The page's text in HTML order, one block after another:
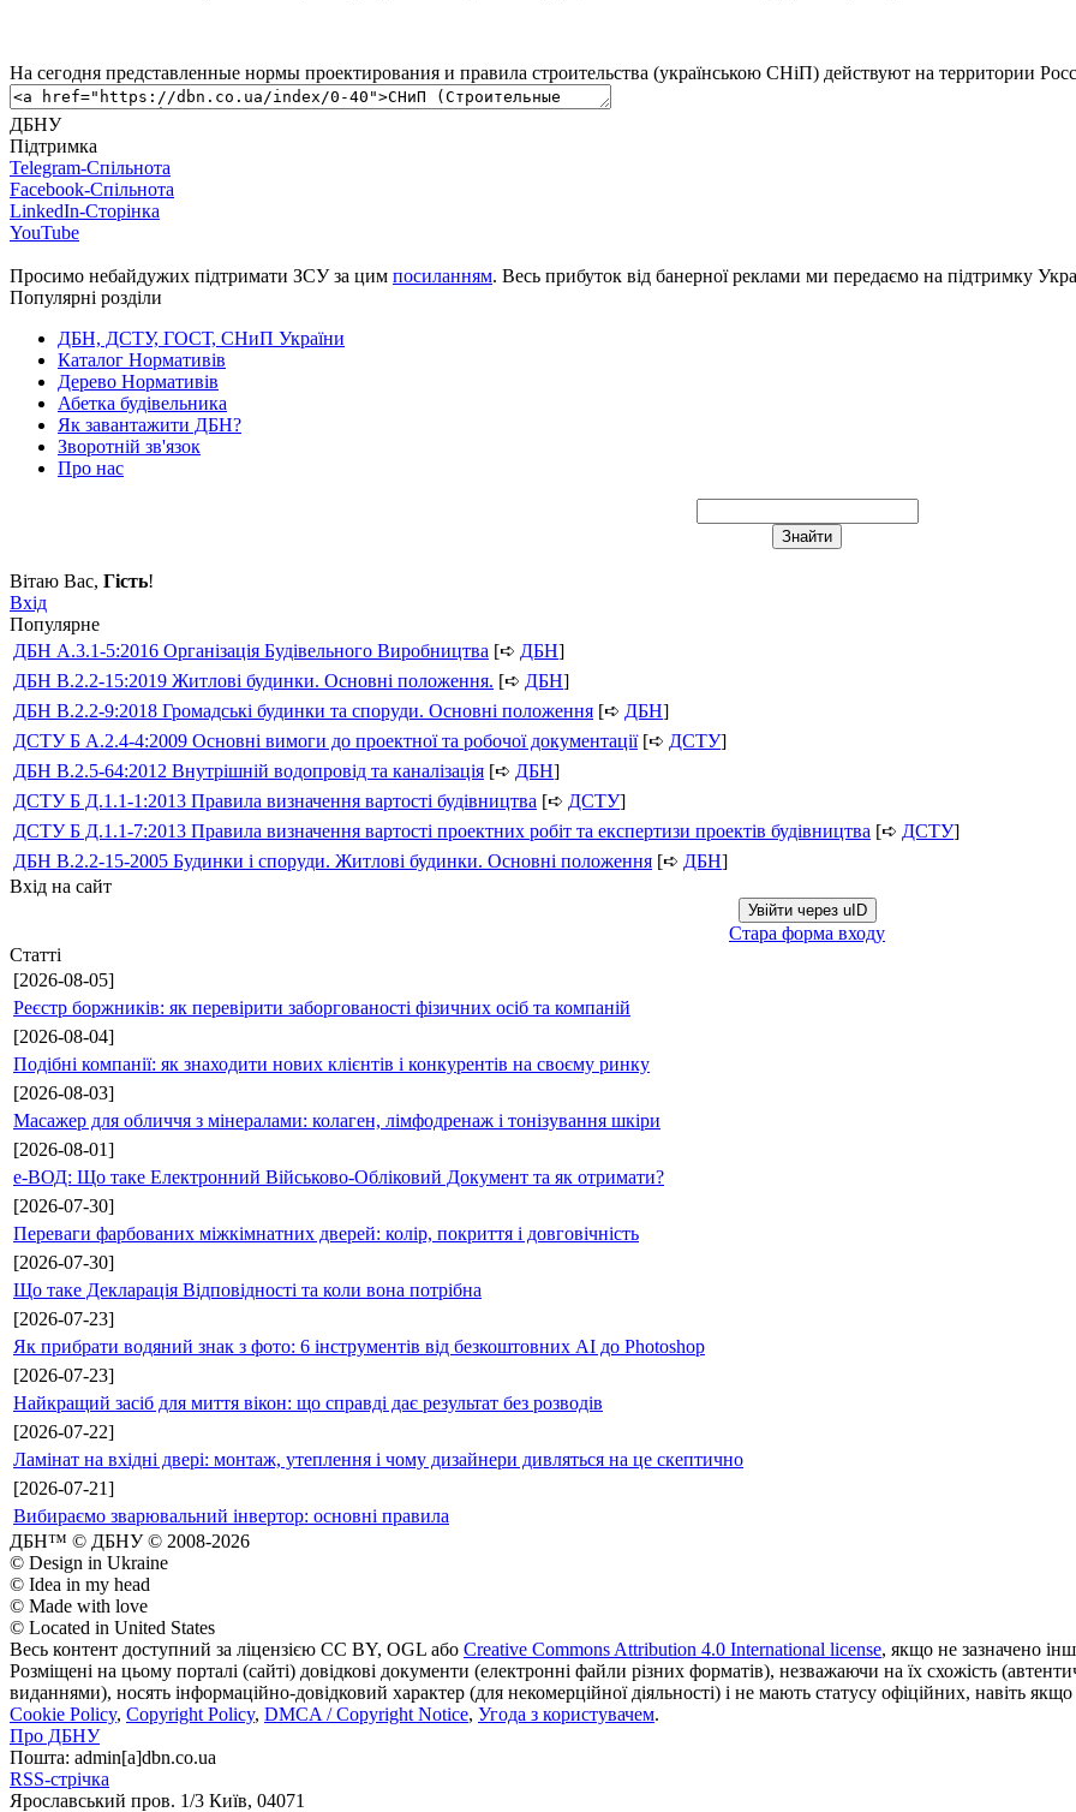
На сегодня представленные нормы проектирования и правила строительства (українською СНіП) действуют на территории
ДБНУ
Підтримка
Telegram-Спільнота
Facebook-Спільнота
LinkedIn-Сторінка
YouTube
Просимо небайдужих підтримати ЗСУ за цим посиланням. Весь прибуток від банерної реклами ми передаємо на підтримку
Популярні розділи
ДБН, ДСТУ, ГОСТ, СНиП України
Каталог Нормативів
Дерево Нормативів
Абетка будівельника
Як завантажити ДБН?
Зворотній зв'язок
Про нас
Вітаю Вас, Гість!
Вхід
Популярне
ДБН А.3.1-5:2016 Організація Будівельного Виробництва [➪ ДБН]
ДБН В.2.2-15:2019 Житлові будинки. Основні положення. [➪ ДБН]
ДБН В.2.2-9:2018 Громадські будинки та споруди. Основні положення [➪ ДБН]
ДСТУ Б А.2.4-4:2009 Основні вимоги до проектної та робочої документації[➪ ДСТУ]
ДБН В.2.5-64:2012 Внутрішній водопровід та каналізація [➪ ДБН]
ДСТУ Б Д.1.1-1:2013 Правила визначення вартості будівництва [➪ ДСТУ]
ДСТУ Б Д.1.1-7:2013 Правила визначення вартості проектних робіт та експертизи проектів будівництва [➪ ДСТУ]
ДБН В.2.2-15-2005 Будинки і споруди. Житлові будинки. Основні положення [➪ ДБН]
Вхід на сайт
Увійти через uID
Стара форма входу
Статті
[2026-08-05]
Реєстр боржників: як перевірити заборгованості фізичних осіб та компаній
[2026-08-04]
Подібні компанії: як знаходити нових клієнтів і конкурентів на своєму ринку
[2026-08-03]
Масажер для обличчя з мінералами: колаген, лімфодренаж і тонізування шкіри
[2026-08-01]
е-ВОД: Що таке Електронний Військово-Обліковий Документ та як отримати?
[2026-07-30]
Переваги фарбованих міжкімнатних дверей: колір, покриття і довговічність
[2026-07-30]
Що таке Декларація Відповідності та коли вона потрібна
[2026-07-23]
Як прибрати водяний знак з фото: 6 інструментів від безкоштовних AI до Photoshop
[2026-07-23]
Найкращий засіб для миття вікон: що справді дає результат без розводів
[2026-07-22]
Ламінат на вхідні двері: монтаж, утеплення і чому дизайнери дивляться на це скептично
[2026-07-21]
Вибираємо зварювальний інвертор: основні правила
ДБН™ © ДБНУ © 2008-2026
© Design in Ukraine
© Idea in my head
© Made with love
© Located in United States
Весь контент доступний за ліцензією CC BY, OGL або Creative Commons Attribution 4.0 International license, якщо не зазначено
Розміщені на цьому порталі (сайті) довідкові документи (електронні файли різних форматів), незважаючи на їх схожість
виданнями), носять інформаційно-довідковий характер (для некомерційної діяльності) і не мають статусу офіційних, навіть якщо
Cookie Policy, Copyright Policy, DMCA / Copyright Notice, Угода з користувачем.
Про ДБНУ
Пошта: admin[а]dbn.co.ua
RSS-стрічка
Ярославський пров. 1/3 Київ, 04071